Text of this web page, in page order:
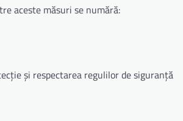
aceste măsuri se numără:
și respectarea regulilor de siguranță